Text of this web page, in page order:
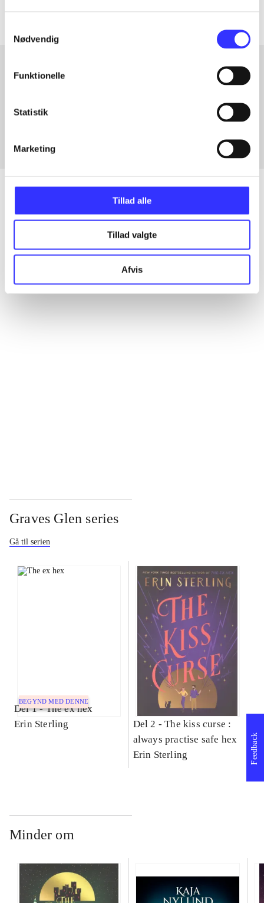
Nødvendig
Funktionelle
Statistik
Marketing
Tillad alle
Tillad valgte
Afvis
Fra
Artikler
Alle registrerede artikler fordelt på udgivelser
Graves Glen series
Gå til serien
BEGYND MED DENNE
Del 1 -The ex hex
Erin Sterling
Del 2 -The kiss curse :
always practise safe hex
Erin Sterling
Minder om
Feedback